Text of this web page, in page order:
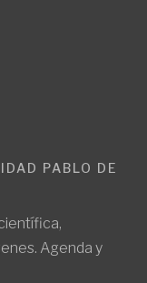
PABLO DE
Agenda y